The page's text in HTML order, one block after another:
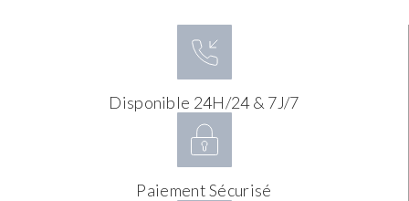
Disponible 24H/24 & 7J/7
Paiement Sécurisé